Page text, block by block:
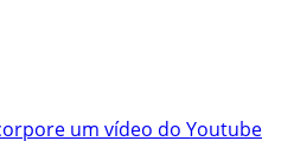
um vídeo do Youtube